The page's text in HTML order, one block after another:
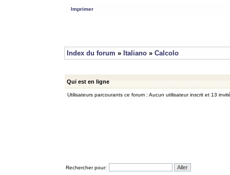
Imprimer
Index du forum » Italiano » Calcolo
Qui est en ligne
Utilisateurs parcourants ce forum : Aucun utilisateur inscrit et 13
Rechercher pour: